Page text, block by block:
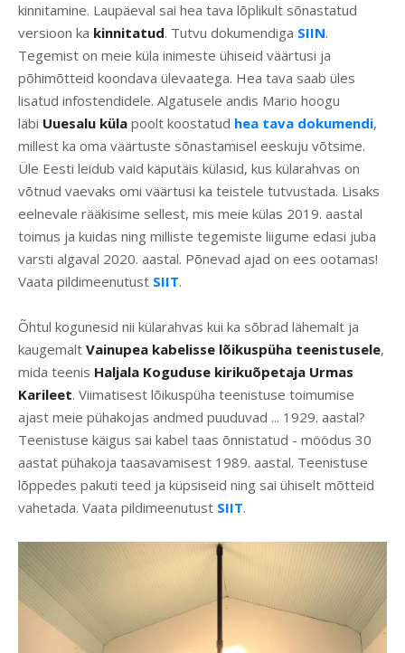
kinnitamine. Laupäeval sai hea tava lõplikult sõnastatud
versioon ka kinnitatud. Tutvu dokumendiga SIIN.
Tegemist on meie küla inimeste ühiseid väärtusi ja
põhimõtteid koondava ülevaatega. Hea tava saab üles
lisatud infostendidele. Algatusele andis Mario hoogu
läbi Uuesalu küla poolt koostatud hea tava dokumendi,
millest ka oma väärtuste sõnastamisel eeskuju võtsime.
Üle Eesti leidub vaid käputäis külasid, kus külarahvas on
võtnud vaevaks omi väärtusi ka teistele tutvustada. Lisaks
eelnevale rääkisime sellest, mis meie külas 2019. aastal
toimus ja kuidas ning milliste tegemiste liigume edasi juba
varsti algaval 2020. aastal. Põnevad ajad on ees ootamas!
Vaata pildimeenutust SIIT.
Õhtul kogunesid nii külarahvas kui ka sõbrad lähemalt ja
kaugemalt Vainupea kabelisse lõikuspüha teenistusele,
mida teenis Haljala Koguduse kirikuõpetaja Urmas
Karileet. Viimatisest lõikuspüha teenistuse toimumise
ajast meie pühakojas andmed puuduvad ... 1929. aastal?
Teenistuse käigus sai kabel taas õnnistatud - möödus 30
aastat pühakoja taasavamisest 1989. aastal. Teenistuse
lõppedes pakuti teed ja küpsiseid ning sai ühiselt mõtteid
vahetada. Vaata pildimeenutust SIIT.